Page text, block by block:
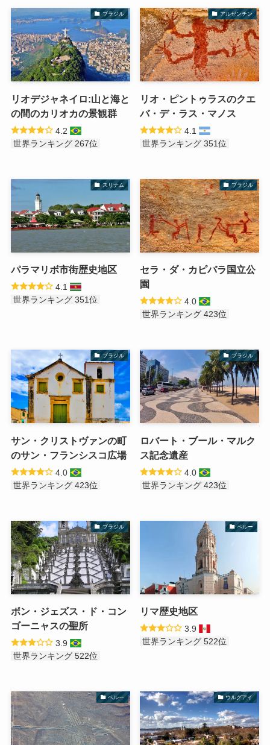
ブラジル
リオデジャネイロ:山と海と
の間のカリオカの景観群
4.2
世界ランキング 267位
アルゼンチン
リオ・ピントゥラスのクエ
バ・デ・ラス・マノス
4.1
世界ランキング 351位
スリナム
パラマリボ市街歴史地区
4.1
世界ランキング 351位
ブラジル
セラ・ダ・カピバラ国立公
園
4.0
世界ランキング 423位
ブラジル
サン・クリストヴァンの町
のサン・フランシスコ広場
4.0
世界ランキング 423位
ブラジル
ロバート・ブール・マルク
ス記念遺産
4.0
世界ランキング 423位
ブラジル
ボン・ジェズス・ド・コン
ゴーニャスの聖所
3.9
世界ランキング 522位
ペルー
リマ歴史地区
3.9
世界ランキング 522位
ペルー ウルグアイ